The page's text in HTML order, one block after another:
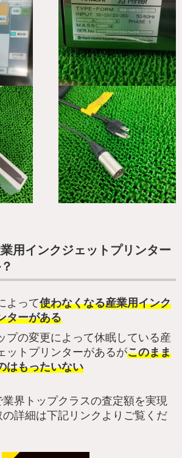
用インクジェットプリンター
よって使わなくなる産業用インク
ターがある
プの変更によって休眠している産
ットプリンターがあるがこのまま
はもったいない
界トップクラスの査定額を実現
の詳細は下記リンクよりご覧くだ